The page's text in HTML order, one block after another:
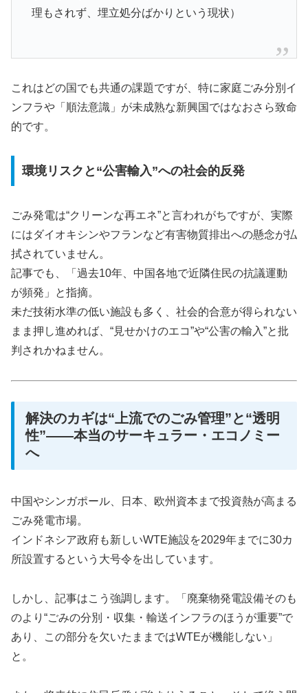
理もされず、埋立処分ばかりという現状）
これはどの国でも共通の課題ですが、特に家庭ごみ分別イ
ンフラや「順法意識」が未成熟な新興国ではなおさら致命
的です。
環境リスクと“公害輸入”への社会的反発
ごみ発電は“クリーンな再エネ”と言われがちですが、実際
にはダイオキシンやフランなど有害物質排出への懸念が払
拭されていません。
記事でも、「過去10年、中国各地で近隣住民の抗議運動
が頻発」と指摘。
未だ技術水準の低い施設も多く、社会的合意が得られない
まま押し進めれば、“見せかけのエコ”や“公害の輸入”と批
判されかねません。
解決のカギは“上流でのごみ管理”と“透明
性”――本当のサーキュラー・エコノミー
へ
中国やシンガポール、日本、欧州資本まで投資熱が高まる
ごみ発電市場。
インドネシア政府も新しいWTE施設を2029年までに30カ
所設置するという大号令を出しています。
しかし、記事はこう強調します。「廃棄物発電設備そのも
のより“ごみの分別・収集・輸送インフラのほうが重要”で
あり、この部分を欠いたままではWTEが機能しない」
と。